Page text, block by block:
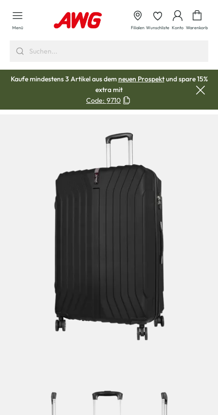
springen
Menü Filialen Wunschliste Konto Warenkorb
Kaufe mindestens 3 Artikel aus demneuen Prospektund spare 15%
extra mit
Code: 9710